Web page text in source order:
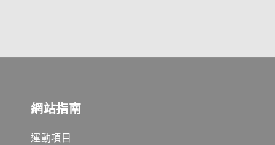
網站指南
運動項目